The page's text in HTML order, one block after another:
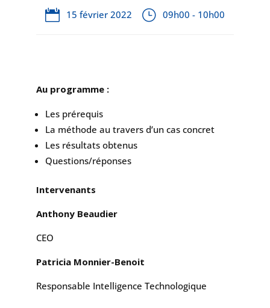
15 février 2022 09h00 - 10h00
Au programme :
Les prérequis
La méthode au travers d’un cas concret
Les résultats obtenus
Questions/réponses
Intervenants
Anthony Beaudier
CEO
Patricia Monnier-Benoit
Responsable Intelligence Technologique